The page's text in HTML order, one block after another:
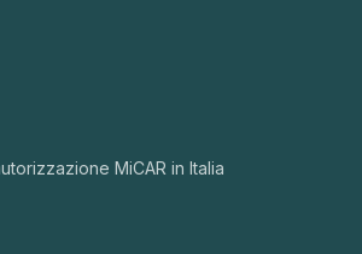
MiCAR in Italia